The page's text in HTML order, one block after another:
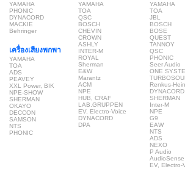
YAMAHA
PHONIC
DYNACORD
MACKIE
Behringer
เครื่องเสียงพกพา
YAMAHA
TOA
ADS
PEAVEY
XXL Power, BIK
NPE-SHOW
SHERMAN
OKAYO
DECCON
SAMSON
NTS
PHONIC
YAMAHA
TOA
QSC
BOSCH
CHEVIN
CROWN
ASHLY
INTER-M
ROYAL
Sherman
E&W
Marantz
ACM
NPE
HUB, CRAF
LAB.GRUPPEN
EV, Electro-Voice
DYNACORD
DPA
YAMAHA
TOA
JBL
BOSCH
BOSE
QUEST
TANNOY
QSC
PHONIC
Seer Audio
ONE
Renkus-
DYNACORD
SHERMAN
Inter-M
NPE
G9
EAW
NTS
ADS
NEXO
P Audio
AudioSense
EV, Electro-